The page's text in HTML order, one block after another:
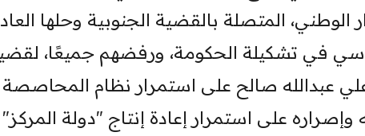
الوطني، المتصلة بالقضية الجنوبية وحلها
في تشكيلة الحكومة، ورفضهم جميعًا،
علي عبدالله صالح على استمرار نظام المحاصصة
على استمرار إعادة إنتاج "دولة المركز"